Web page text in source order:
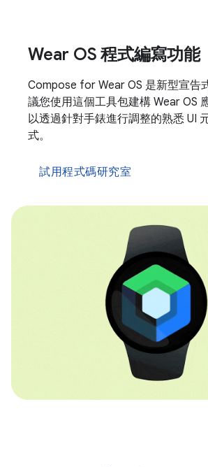
Wear OS 程式編寫功能
Compose for Wear OS 是新型宣告
議您使用這個工具包建構 Wear OS
以透過針對手錶進行調整的熟悉 UI
式。
試用程式碼研究室